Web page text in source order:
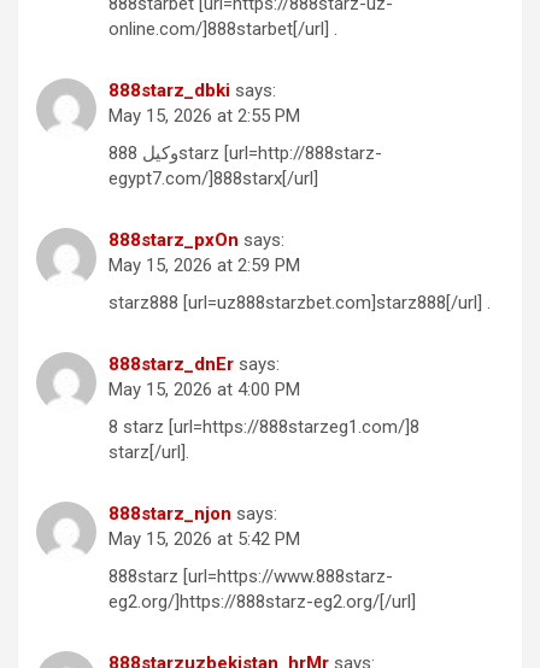
online.com/]888starbet[/url] .
888starz_dbki says:
May 15, 2026 at 2:55 PM
وكيل 888starz [url=http://888starz-
egypt7.com/]888starx[/url]
888starz_pxOn says:
May 15, 2026 at 2:59 PM
starz888 [url=uz888starzbet.com]starz888[/url] .
888starz_dnEr says:
May 15, 2026 at 4:00 PM
8 starz [url=https://888starzeg1.com/]8
starz[/url].
888starz_njon says:
May 15, 2026 at 5:42 PM
888starz [url=https://www.888starz-
eg2.org/]https://888starz-eg2.org/[/url]
888starzuzbekistan_hrMr says: